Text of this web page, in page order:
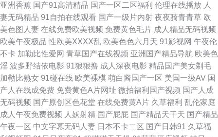
页 美女超碰 青青草中文娱乐网 人妖伪娘免费 三级AV免费 深夜福利网站导航
天美麻豆视频天美 伊人久久国产视频 91福利视频网 91视频官网 91香蕉国产
AV在线资源导航 超碰成人人妻 东京AvAv 国产福利大秀伪娘 激情五月欧美
久久人妻福利导航 欧美性爱综合楼 日本色五月 日韩一期二期婷婷 午夜福利
色av 亚洲自拍五月天 91福利剧场 91网页入口免费 A片影院 成人骚网 国产精
亚洲香蕉 国产91高清精品 国产一区二区福利 伦理在线播放 人
妻无码精品 91自拍在线观看 国产一级片内射 夜夜骑青青草 欧
美色图人妻 在线免费欧美视频 免费黄色毛片 成人精品无码视频
欧美午夜极品 性欧美ⅩⅩⅩⅩ乱 欧美色色六月天 91影视网 午夜伦
不卡 加勒比性爱网 青草国产在线视频 亚洲国产精品导航 欧美色
淫 波多野结依电影 91狠狠撸 成人深夜电影 精品国产美女剃毛
加勒比熟女 91碰在线 欧美裸模 萌白酱国产一区 美国一级AV 国
产人在线成免费 免费黄色A片网址 微拍福利国产视频 国产人成
无码视频 国产原创区色花堂 在线免费黄A片 久草福利 乱伦家庭
成人午夜免费视频 人妖射精 国产屁屁 国产精品天干天 国产精品
午夜一区 中文字幕无码人妻 日本不卡二区 国产日韩91 久草福